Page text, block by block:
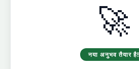
🚀
नया अनुभव तैयार है!